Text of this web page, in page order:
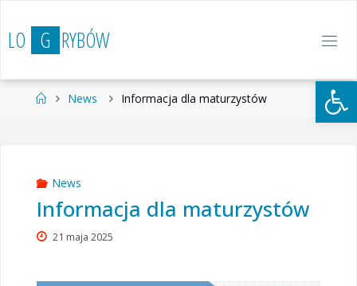
do
treści
LO G RYBÓW
StronaNews Informacja dla maturzystów
News
Informacja dla maturzystów
21 maja 2025